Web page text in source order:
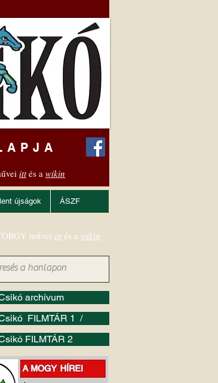
ittés a wikin
újságok ÁSZF
archívum
FILMTÁR 1 /
FILMTÁR 2
művei itt és a wikin